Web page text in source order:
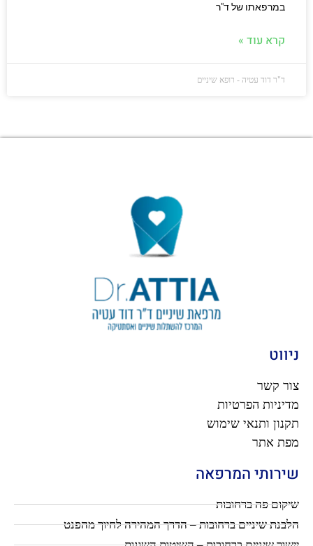
במרפאתו של ד"ר
קרא עוד »
ד"ר דוד עטיה - רופא שיניים
ניווט
צור קשר
מדיניות הפרטיות
תקנון ותנאי שימוש
מפת אתר
שירותי המרפאה
שיקום פה ברחובות
הלבנת שיניים ברחובות – הדרך המהירה לחיוך מהפנט